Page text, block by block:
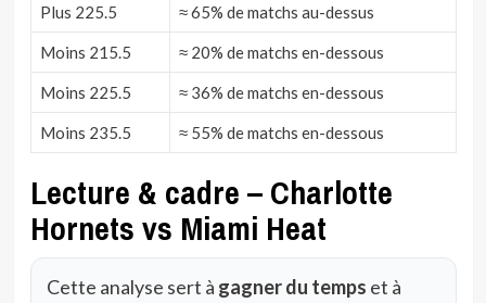
Plus 225.5 ≈ 65% de matchs au-dessus
Moins 215.5 ≈ 20% de matchs en-dessous
Moins 225.5 ≈ 36% de matchs en-dessous
Moins 235.5 ≈ 55% de matchs en-dessous
Lecture & cadre – Charlotte
Hornets vs Miami Heat
Cette analyse sert à gagner du temps et à